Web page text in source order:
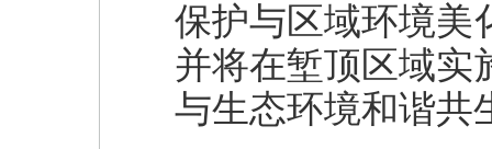
保护与区域环境美
并将在堑顶区域实
与生态环境和谐共